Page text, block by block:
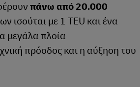
πάνω από 20.000
ισούται με 1 TEU και ένα
μεγάλα πλοία
πρόοδος και η αύξηση του